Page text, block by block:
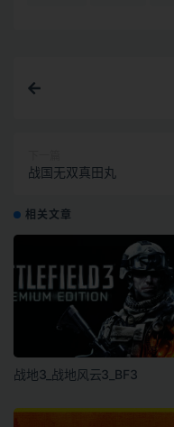
战国无双真田丸
相关文章
战地3_战地风云3_BF3